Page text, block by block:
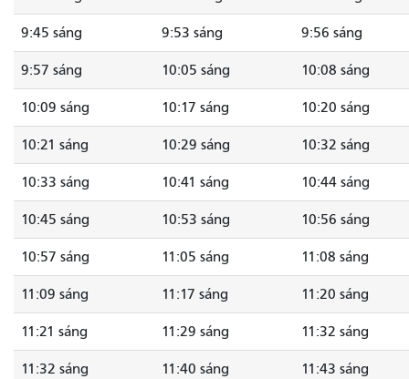
9:45 sáng 9:53 sáng 9:56 sáng
9:57 sáng 10:05 sáng 10:08 sáng
10:09 sáng 10:17 sáng 10:20 sáng
10:21 sáng 10:29 sáng 10:32 sáng
10:33 sáng 10:41 sáng 10:44 sáng
10:45 sáng 10:53 sáng 10:56 sáng
10:57 sáng 11:05 sáng 11:08 sáng
11:09 sáng 11:17 sáng 11:20 sáng
11:21 sáng 11:29 sáng 11:32 sáng
11:32 sáng 11:40 sáng 11:43 sáng